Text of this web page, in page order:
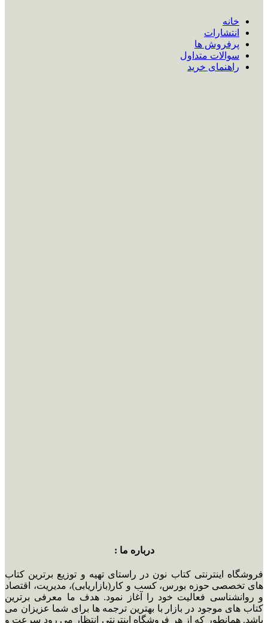
خانه
انتشارات
پرفروش ها
سوالات متداول
راهنمای خرید
درباره ما :
فروشگاه اینترنتی کتاب نون در راستای تهیه و توزیع برترین کتاب
های تخصصی حوزه بورس، کسب و کار(بازاریابی)، مدیریت، اقتصاد
و روانشناسی فعالیت خود را آغاز نمود. هدف ما معرفی برترین
کتاب های موجود در بازار با بهترین ترجمه ها برای شما عزیزان می
باشد. همانطور که از هر فروشگاه اینترنتی انتظار می رود سرعت و